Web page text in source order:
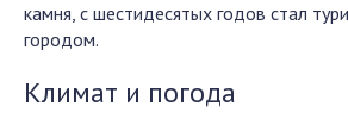
камня, с шестидесятых годов стал
городом.
Климат и погода